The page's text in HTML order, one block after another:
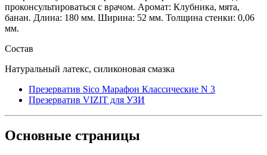
проконсультироваться с врачом. Аромат: Клубника, мята,
банан. Длина: 180 мм. Ширина: 52 мм. Толщина стенки: 0,06
мм.
Состав
Натуральный латекс, силиконовая смазка
Презерватив Sico Марафон Классические N 3
Презерватив VIZIT для УЗИ
Основные страницы